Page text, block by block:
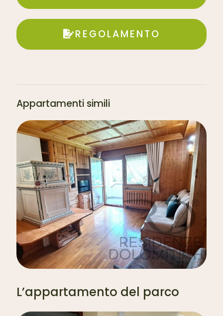
REGOLAMENTO
Appartamenti simili
L’appartamento del parco